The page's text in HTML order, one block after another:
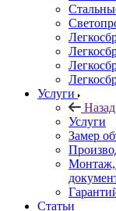
Услуги
Назад
Услуги
Замер
Монтаж,
Статьи